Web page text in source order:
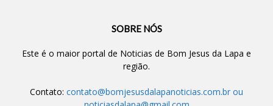
SOBRE NÓS
Este é o maior portal de Noticias de Bom Jesus da Lapa e
região.
Contato: contato@bomjesusdalapanoticias.com.br ou